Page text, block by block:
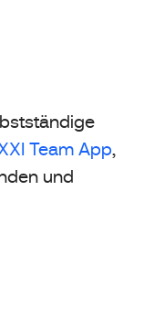
Team App,
und